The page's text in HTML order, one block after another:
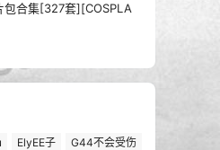
包合集[327套][COSPLA
ElyEE子
G44不会受伤